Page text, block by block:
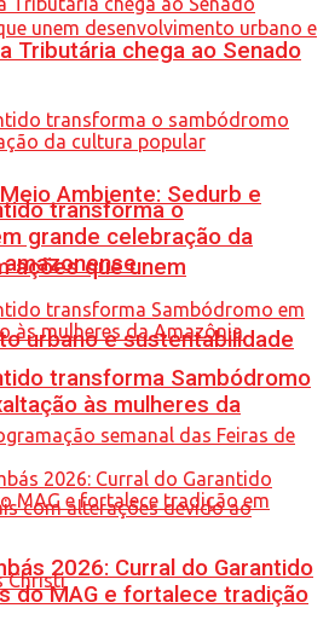
Ambiente: Sedurb e
ações que unem
urbano e sustentabilidade
Tributária chega ao Senado
transforma o
grande celebração da
transforma Sambódromo
às mulheres da
2026: Curral do Garantido
do MAG e fortalece tradição